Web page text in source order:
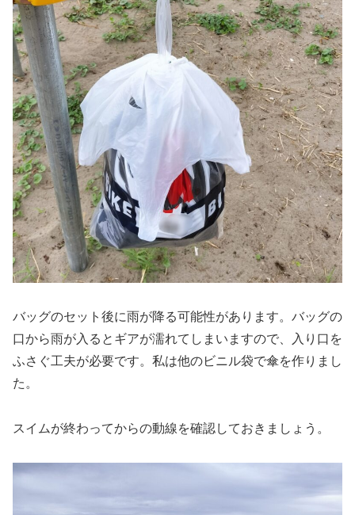
バッグのセット後に雨が降る可能性があります。バッグの
口から雨が入るとギアが濡れてしまいますので、入り口を
ふさぐ工夫が必要です。私は他のビニル袋で傘を作りまし
た。
スイムが終わってからの動線を確認しておきましょう。